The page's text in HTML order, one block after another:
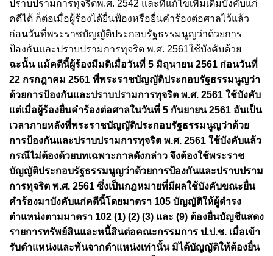
ปราบปรามการทุจริตพ.ศ. 2542 และที่แก้ไขเพิ่มเติมบังคับแก่
คดีได้ ก็ต่อเมื่อผู้ร้องได้ยื่นฟ้องหรือยื่นคำร้องต่อศาลไว้แล้ว
ก่อนวันที่พระราชบัญญัติประกอบรัฐธรรมนูญว่าด้วยการ
ป้องกันและปราบปรามการทุจริต พ.ศ. 2561ใช้บังคับด้วย
ฉะนั้น แม้คดีนี้ผู้ร้องมีมติเมื่อวันที่ 5 มิถุนายน 2561 ก่อนวันที่
22 กรกฎาคม 2561 ที่พระราชบัญญัติประกอบรัฐธรรมนูญว่า
ด้วยการป้องกันและปราบปรามการทุจริต พ.ศ. 2561 ใช้บังคับ
แต่เมื่อผู้ร้องยื่นคำร้องต่อศาลในวันที่ 5 กันยายน 2561 อันเป็น
เวลาภายหลังที่พระราชบัญญัติประกอบรัฐธรรมนูญว่าด้วย
การป้องกันและปราบปรามการทุจริต พ.ศ. 2561 ใช้บังคับแล้ว
กรณีไม่ต้องด้วยบทเฉพาะกาลดังกล่าว จึงต้องใช้พระราช
บัญญัติประกอบรัฐธรรมนูญว่าด้วยการป้องกันและปราบปราม
การทุจริต พ.ศ. 2561 ซึ่งเป็นกฎหมายที่มีผลใช้บังคับขณะยื่น
คำร้องมาบังคับแก่คดีนี้โดยมาตรา 105 บัญญัติให้ผู้ดำรง
ตำแหน่งตามมาตรา 102 (1) (2) (3) และ (9) ต้องยื่นบัญชีแสดง
รายการทรัพย์สินและหนี้สินต่อคณะกรรมการ ป.ป.ช. เมื่อเข้า
รับตำแหน่งและพ้นจากตำแหน่งเท่านั้น มิได้บัญญัติให้ต้องยื่น